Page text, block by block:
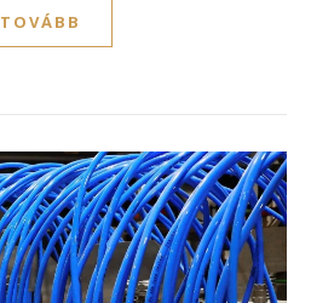
TOVÁBB